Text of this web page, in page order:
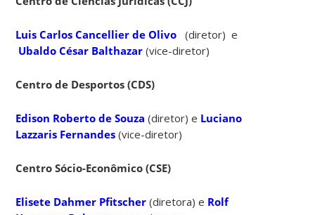
Luis Carlos Cancellier de Olivo (diretor) e
Ubaldo César Balthazar (vice-diretor)
Centro de Desportos (CDS)
Edison Roberto de Souza (diretor) e Luciano
Lazzaris Fernandes (vice-diretor)
Centro Sócio-Econômico (CSE)
Elisete Dahmer Pfitscher (diretora) e Rolf